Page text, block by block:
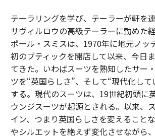
テーラリングを学び、テーラーが軒を
サヴィルロウの高級テーラーに勤めた
ポール・スミスは、1970年に地元ノッ
初のブティックを開店して以来、今日
てきた。いわばスーツを熟知したサー
ツを“英国らしさ”、そして“現代化し
する。現代のスーツは、19世紀初頭に
ウンジスーツが起源とされる。以来、
イン、つまり英国らしさを変えること
やシルエットを絶えず変化させながら